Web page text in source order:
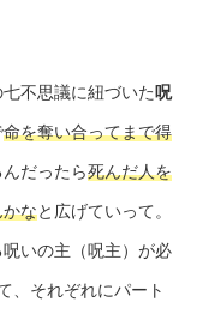
不思議に紐づいた 呪
命を奪い合ってまで得
だったら死んだ人を
かなと広げていって。
いの主（呪主）が必
、それぞれにパート